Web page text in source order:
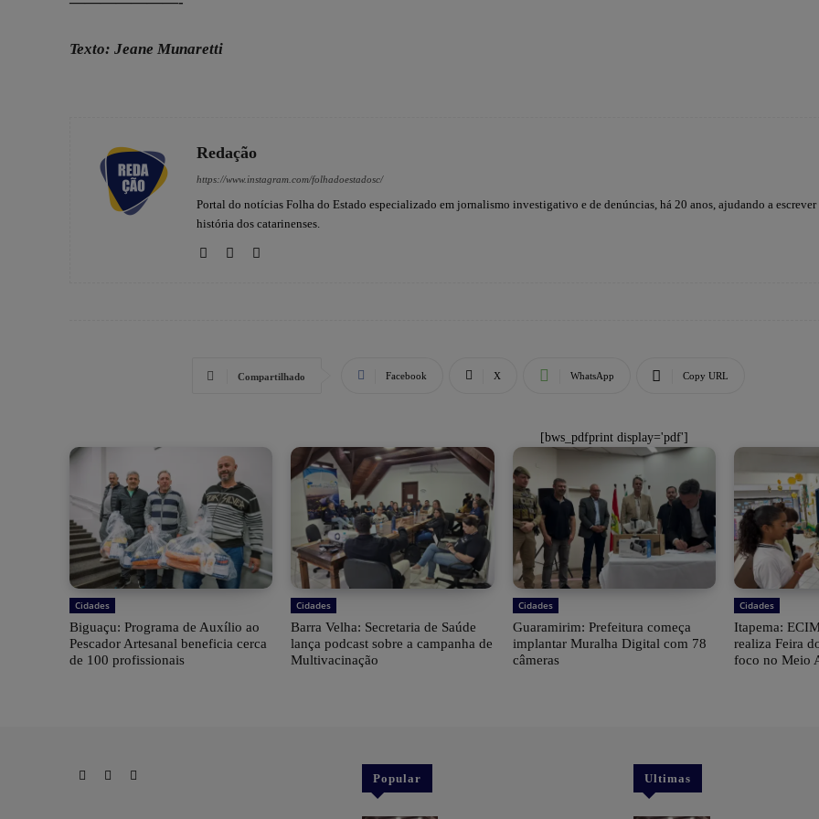
Texto: Jeane Munaretti
Redação
https://www.instagram.com/folhadoestadosc/
Portal do notícias Folha do Estado especializado em jornalismo investigativo e de denúncias, há 20 anos, ajudando a escrever
história dos catarinenses.
Compartilhado Facebook X WhatsApp Copy URL
[bws_pdfprint display='pdf']
Cidades
Biguaçu: Programa de Auxílio ao
Pescador Artesanal beneficia cerca
de 100 profissionais
Cidades
Barra Velha: Secretaria de Saúde
lança podcast sobre a campanha de
Multivacinação
Cidades
Guaramirim: Prefeitura começa
implantar Muralha Digital com 78
câmeras
Cidades
Itapema:
realiza Feira
foco no Meio
Popular Ultimas